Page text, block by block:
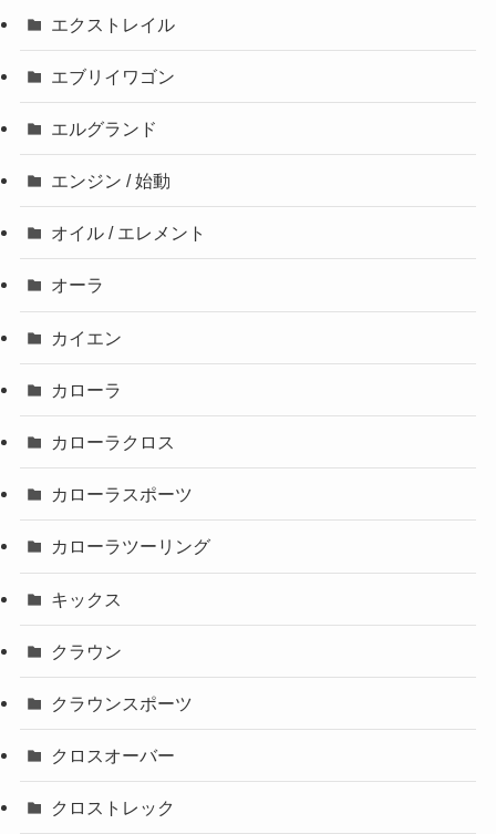
エクストレイル
エブリイワゴン
エルグランド
エンジン / 始動
オイル / エレメント
オーラ
カイエン
カローラ
カローラクロス
カローラスポーツ
カローラツーリング
キックス
クラウン
クラウンスポーツ
クロスオーバー
クロストレック